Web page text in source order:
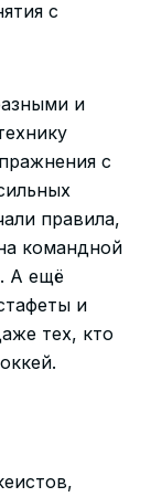
с
и
с
правила,
командной
А ещё
и
тех, кто